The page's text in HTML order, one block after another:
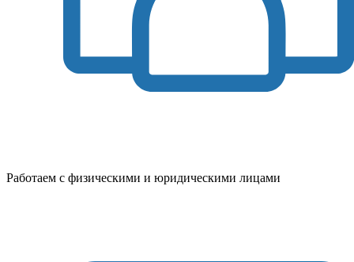
Работаем с физическими и юридическими лицами